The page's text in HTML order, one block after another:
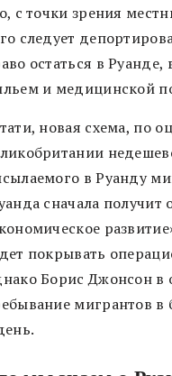
с точки зрения
следует
остаться в
и медицинской
новая схема, по
в Руанду
сначала
покрывать
Борис Джонсон в
мигрантов в